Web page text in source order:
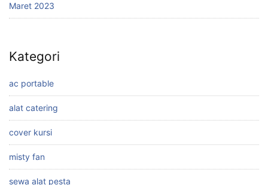
Maret 2023
Kategori
ac portable
alat catering
cover kursi
misty fan
sewa alat pesta